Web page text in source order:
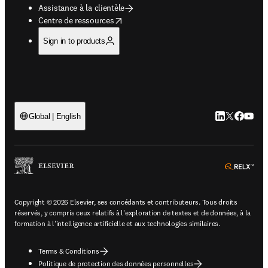
Assistance à la clientèle
Centre de ressources
opens in new tab/window
Sign in to products
Global | English LinkedIn
Twitter
Copyright © 2026 Elsevier, ses concédants et contributeurs. Tous droits
réservés, y compris ceux relatifs à l'exploration de textes et de données, à la
formation à l'intelligence artificielle et aux technologies similaires.
Terms & Conditions
Politique de protection des données personnelles